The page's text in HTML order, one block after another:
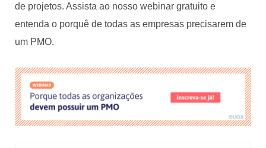
de projetos. Assista ao nosso webinar gratuito e
entenda o porquê de todas as empresas precisarem de
um PMO.